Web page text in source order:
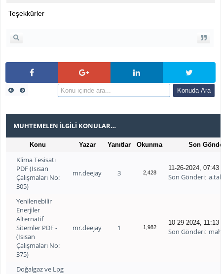
Teşekkürler
MUHTEMELEN İLGILI KONULAR…
Konu Yazar Yanıtlar Okunma Son
Klima Tesisatı
PDF (Isısan
Çalışmaları No:
305)
mr.deejay 3 2,428
11-26-2024,
Son Gönderi:
Yenilenebilir
Enerjiler
Alternatif
Sitemler PDF -
(Isısan
Çalışmaları No:
375)
mr.deejay 1 1,982
10-29-2024, 11:13
Son Gönderi:
Doğalgaz ve Lpg